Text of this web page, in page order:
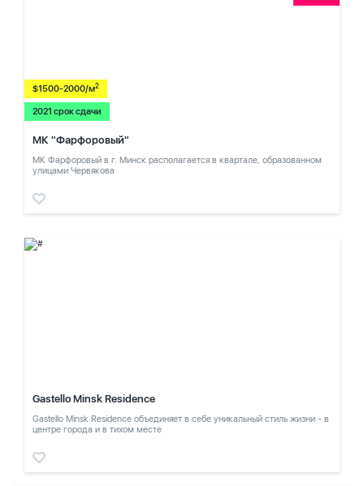
$1500-2000/м2
2021 срок сдачи
МК "Фарфоровый"
МК Фарфоровый в г. Минск располагается в квартале, образованном
улицами Червякова
Gastello Minsk Residence
Gastello Minsk Residence объединяет в себе уникальный стиль жизни - в
центре города и в тихом месте